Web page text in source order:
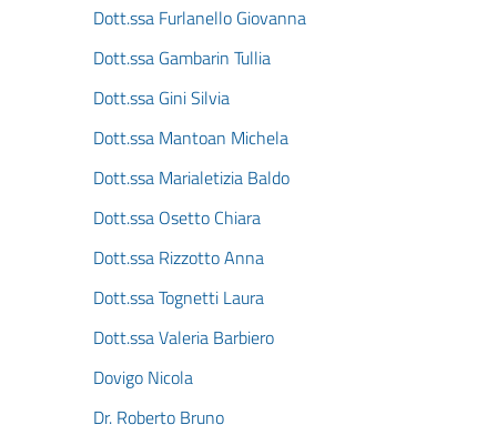
Dott.ssa Furlanello Giovanna
Dott.ssa Gambarin Tullia
Dott.ssa Gini Silvia
Dott.ssa Mantoan Michela
Dott.ssa Marialetizia Baldo
Dott.ssa Osetto Chiara
Dott.ssa Rizzotto Anna
Dott.ssa Tognetti Laura
Dott.ssa Valeria Barbiero
Dovigo Nicola
Dr. Roberto Bruno